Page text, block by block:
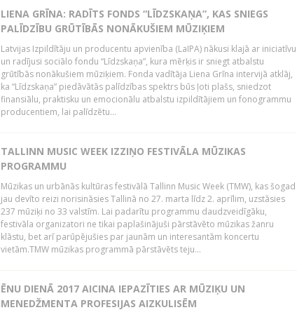
LIENA GRĪNA: RADĪTS FONDS “LĪDZSKAŅA”, KAS SNIEGS
PALĪDZĪBU GRŪTĪBĀS NONĀKUŠIEM MŪZIĶIEM
Latvijas Izpildītāju un producentu apvienība (LaIPA) nākusi klajā ar iniciatīvu
un radījusi sociālo fondu “Līdzskaņa”, kura mērķis ir sniegt atbalstu
grūtībās nonākušiem mūziķiem. Fonda vadītāja Liena Grīna intervijā atklāj,
ka “Līdzskaņa” piedāvātās palīdzības spektrs būs ļoti plašs, sniedzot
finansiālu, praktisku un emocionālu atbalstu izpildītājiem un fonogrammu
producentiem, lai palīdzētu...
TALLINN MUSIC WEEK IZZIŅO FESTIVĀLA MŪZIKAS
PROGRAMMU
Mūzikas un urbānās kultūras festivālā Tallinn Music Week (TMW), kas šogad
jau devīto reizi norisināsies Tallinā no 27. marta līdz 2. aprīlim, uzstāsies
237 mūziķi no 33 valstīm. Lai padarītu programmu daudzveidīgāku,
festivāla organizatori ne tikai paplašinājuši pārstāvēto mūzikas žanru
klāstu, bet arī parūpējušies par jaunām un interesantām koncertu
vietām.TMW mūzikas programmā pārstāvēts teju...
ĒNU DIENĀ 2017 AICINA IEPAZĪTIES AR MŪZIĶU UN
MENEDŽMENTA PROFESIJAS AIZKULISĒM